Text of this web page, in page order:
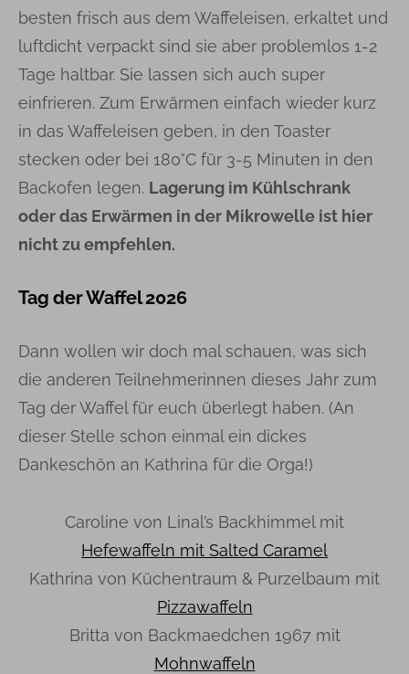
besten frisch aus dem Waffeleisen, erkaltet und
luftdicht verpackt sind sie aber problemlos 1-2
Tage haltbar. Sie lassen sich auch super
einfrieren. Zum Erwärmen einfach wieder kurz
in das Waffeleisen geben, in den Toaster
stecken oder bei 180°C für 3-5 Minuten in den
Backofen legen. Lagerung im Kühlschrank
oder das Erwärmen in der Mikrowelle ist hier
nicht zu empfehlen.
Tag der Waffel 2026
Dann wollen wir doch mal schauen, was sich
die anderen Teilnehmerinnen dieses Jahr zum
Tag der Waffel für euch überlegt haben. (An
dieser Stelle schon einmal ein dickes
Dankeschön an Kathrina für die Orga!)
Caroline von Linal’s Backhimmel mit
Hefewaffeln mit Salted Caramel
Kathrina von Küchentraum & Purzelbaum mit
Pizzawaffeln
Britta von Backmaedchen 1967 mit
Mohnwaffeln